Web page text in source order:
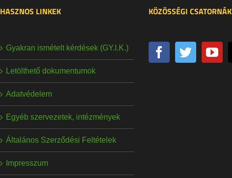
HASZNOS LINKEK
Gyakran ismételt kérdések (GY.I.K.)
Letölthető dokumentumok
Adatvédelem
Egyéb szervezetek, intézmények
Általános Szerződési Feltételek
Impresszum
KÖZÖSSÉGI CSATORNÁK